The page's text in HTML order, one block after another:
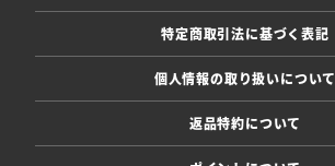
特定商取引法に基づく表記
個人情報の取り扱いについて
返品特約について